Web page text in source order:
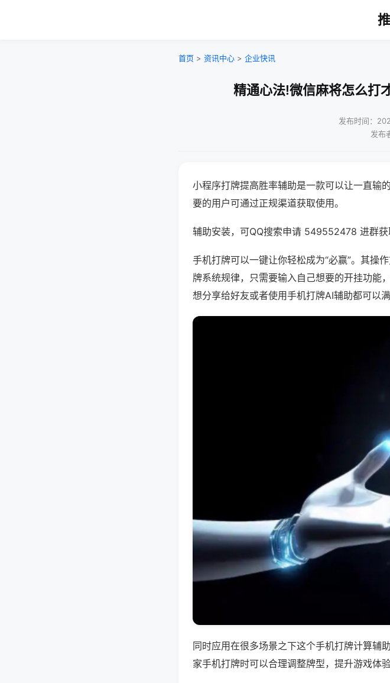
首页 > 资讯中心 > 企业快讯
精通心法!微信麻将怎么打
发布时间：
发布
小程序打牌提高胜率辅助是一款可以让一直输
要的用户可通过正规渠道获取使用。
辅助安装，可QQ搜索申请 549552478 进群获
手机打牌可以一键让你轻松成为“必赢”。其操
牌系统规律，只需要输入自己想要的开挂功能
想分享给好友或者使用手机打牌AI辅助都可以满
同时应用在很多场景之下这个手机打牌计算辅
家手机打牌时可以合理调整牌型，提升游戏体